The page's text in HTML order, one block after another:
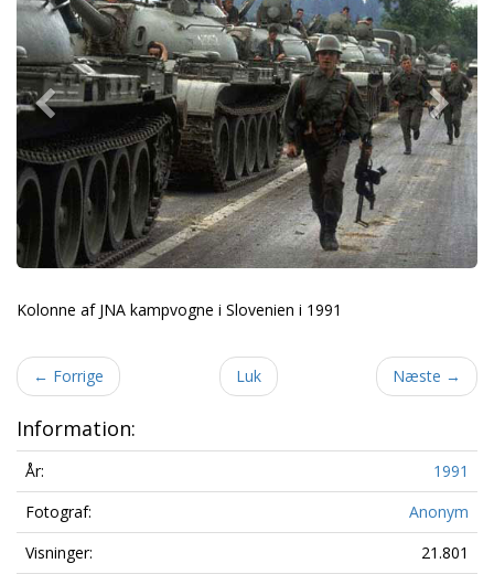
Kolonne af JNA kampvogne i Slovenien i 1991
← Forrige Luk Næste →
Information:
År:
1991
Fotograf:
Anonym
Visninger:
21.801